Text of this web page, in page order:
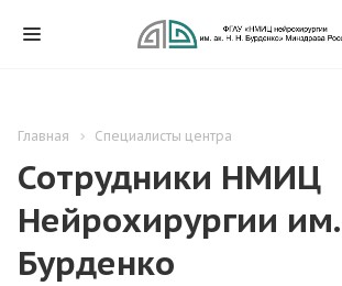
Главная Специалисты центра
Сотрудники НМИЦ
Нейрохирургии
Бурденко